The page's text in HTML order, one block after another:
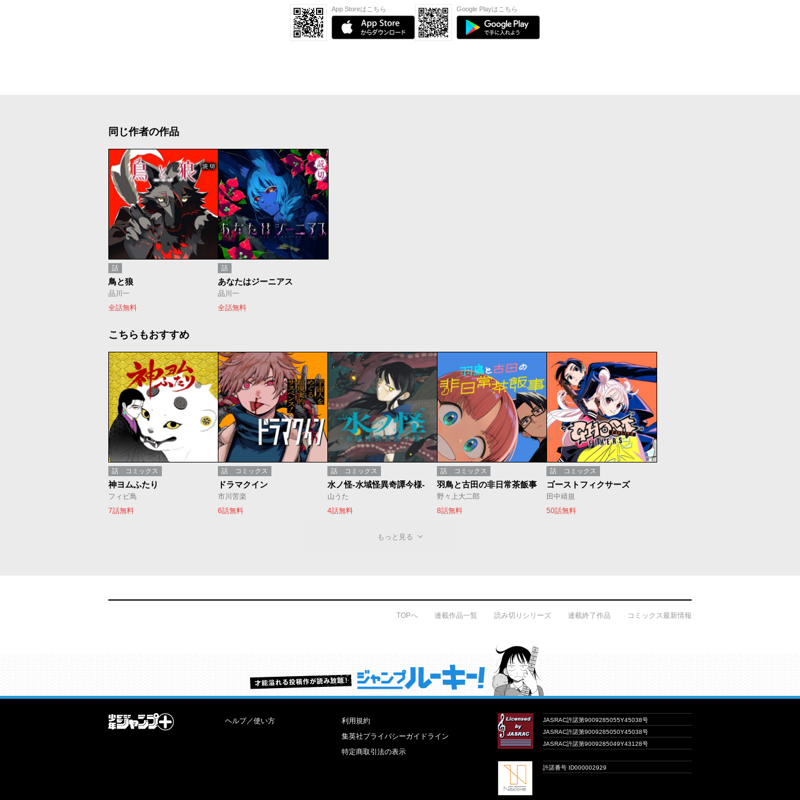
App Storeはこちら Google Playはこちら
同じ作者の作品
話
鳥と狼
品川一
全話無料
話
あなたはジーニアス
品川一
全話無料
こちらもおすすめ
話 コミックス
神ヨムふたり
フィビ鳥
7話無料
話 コミックス
ドラマクイン
市川苦楽
6話無料
話 コミックス
水ノ怪-水域怪異奇譚今様-
山うた
4話無料
話 コミックス
羽鳥と古田の非日常茶飯事
野々上大二郎
8話無料
話 コミックス
ゴーストフィクサーズ
田中靖規
50話無料
もっと見る
TOPへ 連載作品一覧 読み切りシリーズ 連載終了作品 コミックス最新情報
才能溢れる投稿作が読み放題！ ジャンプルーキー！
ヘルプ／使い方
利用規約
集英社プライバシーガイドライン
特定商取引法の表示
JASRAC許諾第9009285055Y45038号
JASRAC許諾第9009285050Y45038号
JASRAC許諾第9009285049Y43128号
許諾番号 ID000002929